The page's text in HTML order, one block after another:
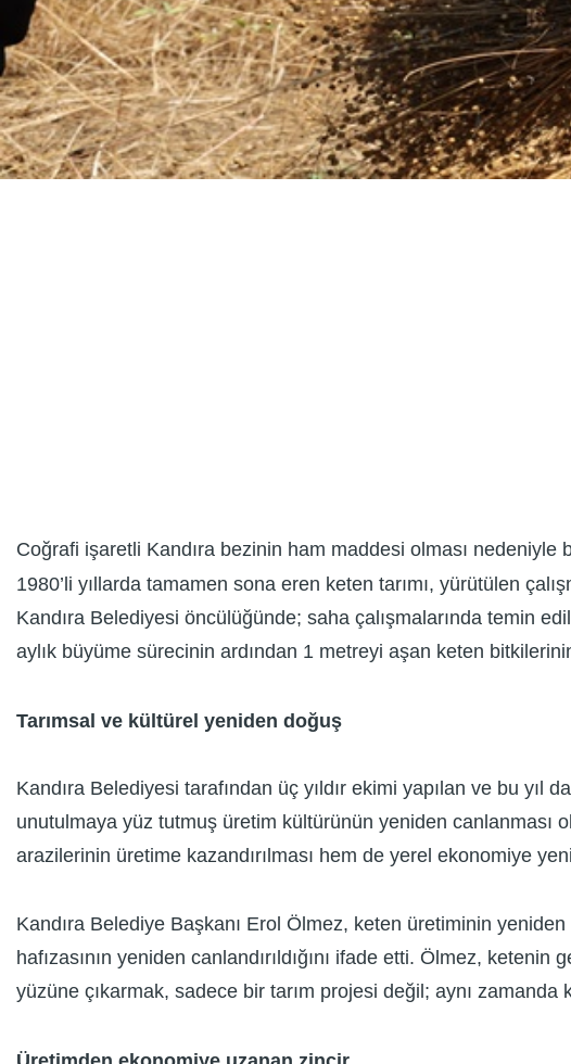
Coğrafi işaretli Kandıra bezinin ham maddesi olması
1980’li yıllarda tamamen sona eren keten tarımı, yürütülen
Kandıra Belediyesi öncülüğünde; saha çalışmalarında temin
aylık büyüme sürecinin ardından 1 metreyi aşan keten
Tarımsal ve kültürel yeniden doğuş
Kandıra Belediyesi tarafından üç yıldır ekimi yapılan ve bu
unutulmaya yüz tutmuş üretim kültürünün yeniden canlanması
arazilerinin üretime kazandırılması hem de yerel ekonomiye
Kandıra Belediye Başkanı Erol Ölmez, keten üretiminin
hafızasının yeniden canlandırıldığını ifade etti. Ölmez,
yüzüne çıkarmak, sadece bir tarım projesi değil; aynı zamanda